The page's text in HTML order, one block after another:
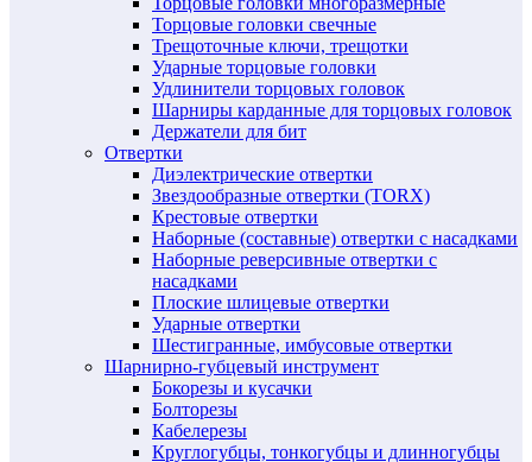
Торцовые головки свечные
Трещоточные ключи, трещотки
Ударные торцовые головки
Удлинители торцовых головок
Шарниры карданные для торцовых головок
Держатели для бит
Отвертки
Диэлектрические отвертки
Звездообразные отвертки (TORX)
Крестовые отвертки
Наборные (составные) отвертки с насадками
Наборные реверсивные отвертки с
насадками
Плоские шлицевые отвертки
Ударные отвертки
Шестигранные, имбусовые отвертки
Шарнирно-губцевый инструмент
Бокорезы и кусачки
Болторезы
Кабелерезы
Круглогубцы, тонкогубцы и длинногубцы